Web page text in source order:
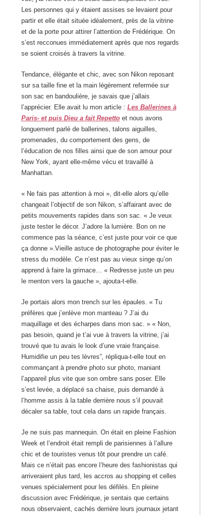
Les personnes qui y étaient assises se levaient pour
partir et elle était située idéalement, près de la vitrine
et de la porte pour attirer l’attention de Frédérique. On
s’est recconues immédiatement après que nos regards
se soient croisés à travers la vitrine.
Tendance, élégante et chic, avec son Nikon reposant
sur sa taille fine et la main légèrement refermée sur
son sac en bandoulière, je savais que j’allais
l’apprécier. Elle avait lu mon article : Les Ballerines à
Paris- et puis Dieu a fait Repettoet nous avons
longuement parlé de ballerines, talons aiguilles,
promenades, du comportement des gens, de
l’éducation de nos filles ainsi que de son amour pour
New York, ayant elle-même vécu et travaillé à
Manhattan.
« Ne fais pas attention à moi », dit-elle alors qu’elle
changeait l’objectif de son Nikon, s’affairant avec de
petits mouvements rapides dans son sac. « Je veux
juste tester le décor. J’adore la lumière. Bon on ne
commence pas la séance, c’est juste pour voir ce que
ça donne ».Vieille astuce de photographe pour éviter le
stress du modèle. Ce n’est pas au vieux singe qu’on
apprend à faire la grimace… « Redresse juste un peu
le menton vers la gauche », ajouta-t-elle.
Je portais alors mon trench sur les épaules. « Tu
préfères que j’enlève mon manteau ? J’ai du
maquillage et des écharpes dans mon sac. » « Non,
pas besoin, quand je t’ai vue à travers la vitrine, j’ai
trouvé que tu avais le look d’une vraie française.
Humidifie un peu tes lèvres”, répliqua-t-elle tout en
commançant à prendre photo sur photo, maniant
l’appareil plus vite que son ombre sans poser. Elle
s’est levée, a déplacé sa chaise, puis demandé à
l’homme assis à la table derrière nous s’il pouvait
décaler sa table, tout cela dans un rapide français.
Je ne suis pas mannequin. On était en pleine Fashion
Week et l’endroit était rempli de parisiennes à l’allure
chic et de touristes venus tôt pour prendre un café.
Mais ce n’était pas encore l’heure des fashionistas qui
arriveraient plus tard, les accros au shopping et celles
venues spécialement pour les défilés. En pleine
discussion avec Frédérique, je sentais que certains
nous observaient, cachés derrière leurs journaux jetant